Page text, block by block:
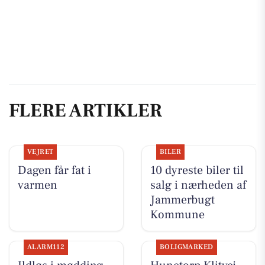
FLERE ARTIKLER
VEJRET
Dagen får fat i
varmen
BILER
10 dyreste biler til
salg i nærheden af
Jammerbugt
Kommune
ALARM112 BOLIGMARKED